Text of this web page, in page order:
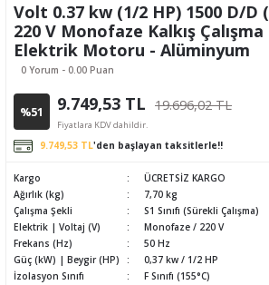
Volt 0.37 kw (1/2 HP) 1500 D/D
220 V Monofaze Kalkış
Elektrik Motoru - Alüminyum
0 Yorum - 0.00 Puan
%51 9.749,53 TL 19.696,02 TL
Fiyatlara KDV dahildir.
9.749,53 TL'den başlayan taksitlerle!!
Kargo
ÜCRETSİZ KARGO
Ağırlık (kg)
7,70 kg
Çalışma Şekli
S1 Sınıfı (Sürekli Çalışma)
Elektrik | Voltaj (V)
Monofaze / 220 V
Frekans (Hz)
50 Hz
Güç (kW) | Beygir (HP)
0,37 kw / 1/2 HP
İzolasyon Sınıfı
F Sınıfı (155°C)